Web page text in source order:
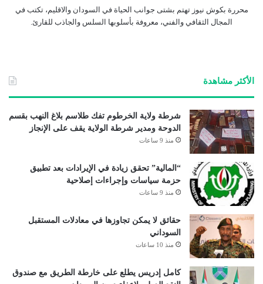
محررة بكوش نيوز تهتم بشتى جوانب الحياة في السودان والاقليم، تكتب في
المجال الثقافي والفني، معروفة بأسلوبها السلس والجاذب للقارئ.
الأكثر مشاهدة
شرطة ولاية الخرطوم تفك طلاسم بلاغ النهب بقسم
الدوحة ومدير شرطة الولاية يقف على الإنجاز
منذ 9 ساعات
“المالية” تحقق زيادة في الإيرادات بعد تطبيق
حزمة سياسات وإجراءات إصلاحية
منذ 9 ساعات
حقائق لا يمكن تجاوزها في معادلات المستقبل
السوداني
منذ 10 ساعات
كامل إدريس يطلع على خارطة الطريق مع صندوق